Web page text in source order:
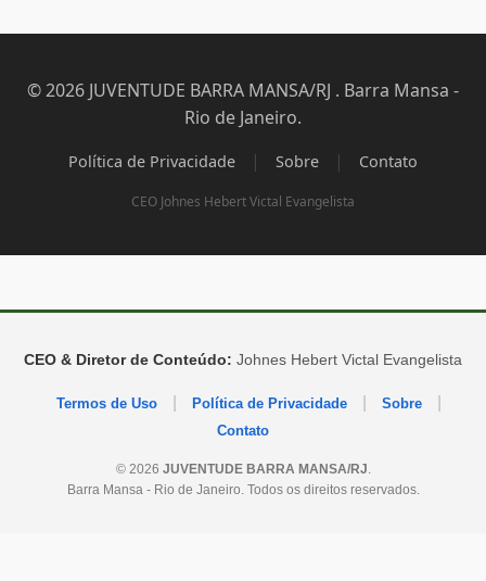
© 2026 JUVENTUDE BARRA MANSA/RJ . Barra Mansa -
Rio de Janeiro.
Política de Privacidade | Sobre | Contato
CEO Johnes Hebert Victal Evangelista
CEO & Diretor de Conteúdo: Johnes Hebert Victal Evangelista
Termos de Uso Política de Privacidade Sobre
Contato
© 2026 JUVENTUDE BARRA MANSA/RJ.
Barra Mansa - Rio de Janeiro. Todos os direitos reservados.